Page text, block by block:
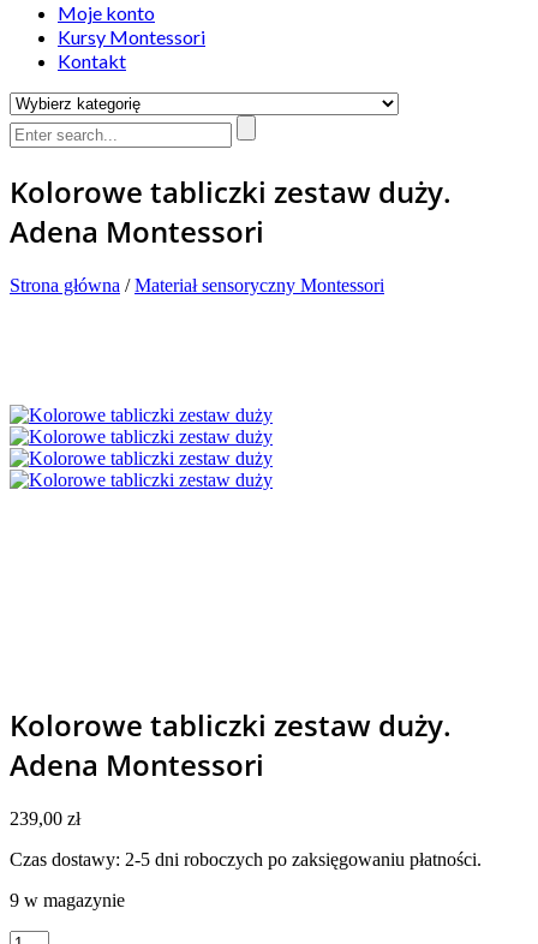
Moje konto
Kursy Montessori
Kontakt
Kolorowe tabliczki zestaw duży.
Adena Montessori
Strona główna /Materiał sensoryczny Montessori
Kolorowe tabliczki zestaw duży.
Adena Montessori
239,00 zł
Czas dostawy: 2-5 dni roboczych po zaksięgowaniu płatności.
9 w magazynie